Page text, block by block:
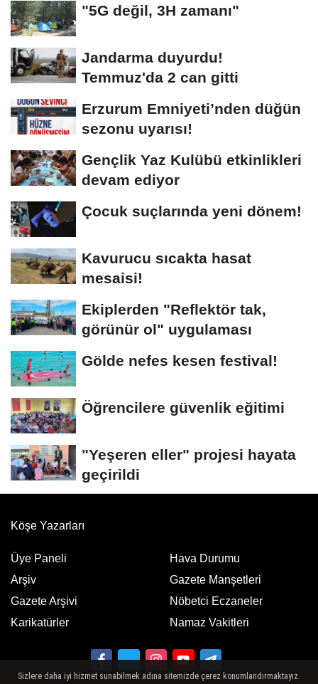
"5G değil, 3H zamanı"
Jandarma duyurdu!
Temmuz'da 2 can gitti
Erzurum Emniyeti’nden düğün
sezonu uyarısı!
Gençlik Yaz Kulübü etkinlikleri
devam ediyor
Çocuk suçlarında yeni dönem!
Kavurucu sıcakta hasat
mesaisi!
Ekiplerden "Reflektör tak,
görünür ol" uygulaması
Gölde nefes kesen festival!
Öğrencilere güvenlik eğitimi
"Yeşeren eller" projesi hayata
geçirildi
Köşe Yazarları
Üye Paneli
Arşiv
Gazete Arşivi
Karikatürler
Hava Durumu
Gazete Manşetleri
Nöbetci Eczaneler
Namaz Vakitleri
Sizlere daha iyi hizmet sunabilmek adına sitemizde çerez konumlandırmaktayız.